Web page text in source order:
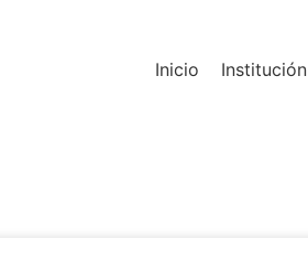
Inicio Institución